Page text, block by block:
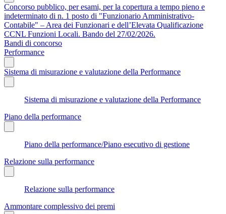
Concorso pubblico, per esami, per la copertura a tempo pieno e
indeterminato di n. 1 posto di "Funzionario Amministrativo-
Contabile" – Area dei Funzionari e dell’Elevata Qualificazione
CCNL Funzioni Locali. Bando del 27/02/2026.
Bandi di concorso
Performance
Sistema di misurazione e valutazione della Performance
Sistema di misurazione e valutazione della Performance
Piano della performance
Piano della performance/Piano esecutivo di gestione
Relazione sulla performance
Relazione sulla performance
Ammontare complessivo dei premi